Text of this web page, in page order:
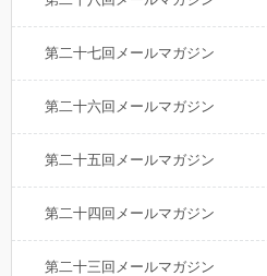
第二十七回メールマガジン
第二十六回メールマガジン
第二十五回メールマガジン
第二十四回メールマガジン
第二十三回メールマガジン